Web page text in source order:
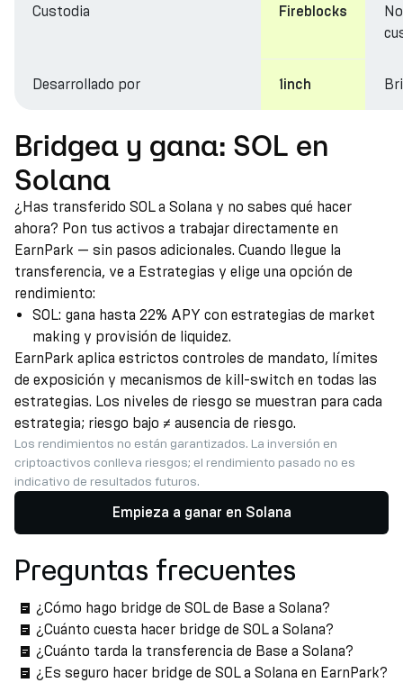
Custodia Fireblocks
Desarrollado por 1inch
Bridgea y gana: SOL en
Solana
¿Has transferido SOL a Solana y no sabes qué hacer
ahora? Pon tus activos a trabajar directamente en
EarnPark — sin pasos adicionales. Cuando llegue la
transferencia, ve a Estrategias y elige una opción de
rendimiento:
SOL: gana hasta 22% APY con estrategias de market
making y provisión de liquidez.
EarnPark aplica estrictos controles de mandato, límites
de exposición y mecanismos de kill-switch en todas las
estrategias. Los niveles de riesgo se muestran para cada
estrategia; riesgo bajo ≠ ausencia de riesgo.
Los rendimientos no están garantizados. La inversión en
criptoactivos conlleva riesgos; el rendimiento pasado no es
indicativo de resultados futuros.
Empieza a ganar en Solana
Preguntas frecuentes
¿Cómo hago bridge de SOL de Base a Solana?
¿Cuánto cuesta hacer bridge de SOL a Solana?
¿Cuánto tarda la transferencia de Base a Solana?
¿Es seguro hacer bridge de SOL a Solana en EarnPark?